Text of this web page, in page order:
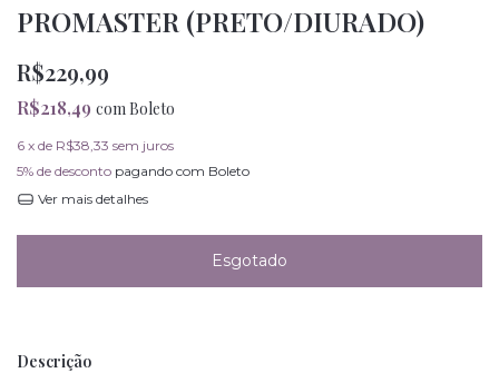
PROMASTER (PRETO/DIURADO)
R$229,99
R$218,49 comBoleto
6 x de R$38,33 sem juros
5% de desconto pagando com Boleto
Ver mais detalhes
Descrição